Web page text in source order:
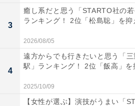
に便利な駅。閑静な住宅街や昔な
など多様な住み方の選択肢がある
自然を身近に感じることができる
や紅葉が美しい竜田川が流れてい
3
癒し系だと思う「STARTO社の若
ランキング！ 2位「松島聡」を抑
2026/08/05
4
遠方からでも行きたいと思う「
駅」ランキング！ 2位「飯高」を
2025/10/09
【女性が選ぶ】演技がうまい「